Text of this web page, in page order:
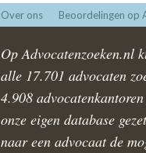
Over ons Beoordelingen op
Op Advocatenzoeken.nl
alle 17.701 advocaten
4.908
onze eigen database
naar een advocaat de